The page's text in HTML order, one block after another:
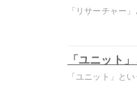
「リサーチャー
「ユニット
「ユニット」と